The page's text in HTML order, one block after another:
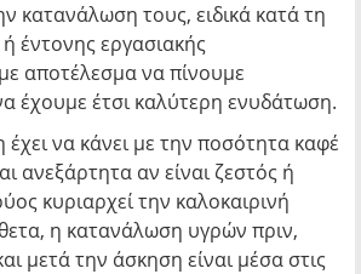
κατανάλωση τους, ειδικά κατά τη
έντονης εργασιακής
αποτέλεσμα να πίνουμε
έχουμε έτσι καλύτερη ενυδάτωση.
να κάνει με την ποσότητα καφέ
ανεξάρτητα αν είναι ζεστός ή
κυριαρχεί την καλοκαιρινή
η κατανάλωση υγρών πριν,
μετά την άσκηση είναι μέσα στις